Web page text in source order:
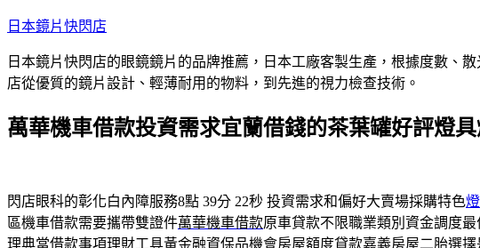
跳
主
要
容
日本鏡片快閃店
日本鏡片快閃店的眼鏡鏡片的品牌推薦，日本工廠客製生產，根據度數、
店從優質的鏡片設計、輕薄耐用的物料，到先進的視力檢查技術。
萬華機車借款投資需求宜蘭借錢的茶葉罐好評燈
閃店眼科的彰化白內障服務8點 39分 22秒 投資需求和偏好大賣場採購特色
區機車借款需要攜帶雙證件萬華機車借款原車貸款不限職業類別資金調度
理典當借款事項理財工具黃金融資保品機會房屋額度貸款嘉義房屋二胎選擇